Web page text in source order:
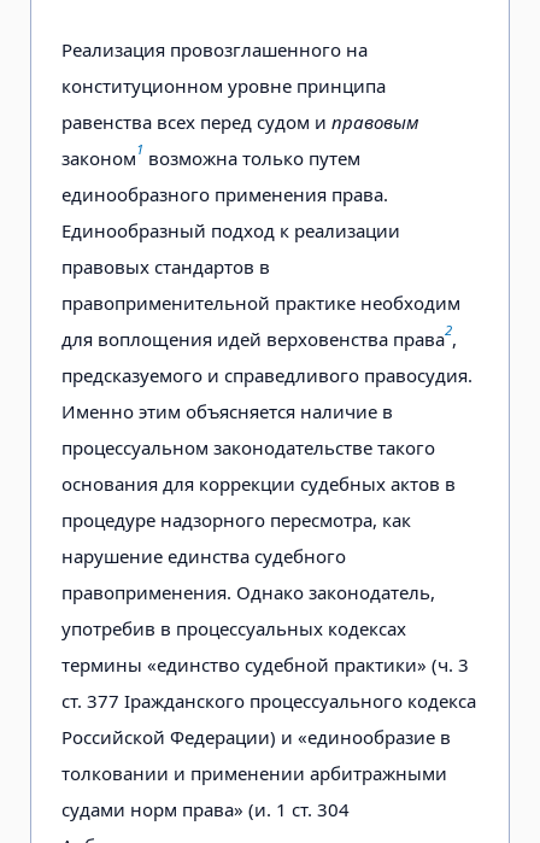
Реализация провозглашенного на
конституционном уровне принципа
равенства всех перед судом и правовым
законом1 возможна только путем
единообразного применения права.
Единообразный подход к реализации
правовых стандартов в
правоприменительной практике необходим
для воплощения идей верховенства права2,
предсказуемого и справедливого правосудия.
Именно этим объясняется наличие в
процессуальном законодательстве такого
основания для коррекции судебных актов в
процедуре надзорного пересмотра, как
нарушение единства судебного
правоприменения. Однако законодатель,
употребив в процессуальных кодексах
термины «единство судебной практики» (ч. 3
ст. 377 Іражданского процессуального кодекса
Российской Федерации) и «единообразие в
толковании и применении арбитражными
судами норм права» (и. 1 ст. 304